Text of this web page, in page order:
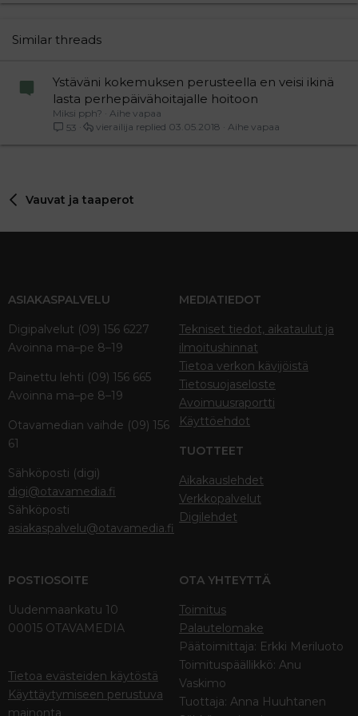
26
Similar threads
Ystäväni kokemuksen perusteella en veisi ikinä
lasta perhepäivähoitajalle hoitoon
Miksi pph?
Aihe vapaa
53
Aihe vapaa
03.05.2018
vierailija
Vauvat ja taaperot
ASIAKASPALVELU
Digipalvelut (09) 156 6227
Avoinna ma–pe 8–19
Painettu lehti (09) 156 665
Avoinna ma–pe 8–19
Otavamedian vaihde (09) 156
61
Sähköposti (digi)
digi@otavamedia.fi
Sähköposti
asiakaspalvelu@otavamedia.fi
MEDIATIEDOT
Tekniset tiedot, aikataulut ja
ilmoitushinnat
Tietoa verkon kävijöistä
Tietosuojaseloste
Avoimuusraportti
Käyttöehdot
TUOTTEET
Aikakauslehdet
Verkkopalvelut
Digilehdet
POSTIOSOITE
Uudenmaankatu 10
00015 OTAVAMEDIA
Tietoa evästeiden käytöstä
Käyttäytymiseen perustuva
mainonta
OTA YHTEYTTÄ
Toimitus
Palautelomake
Päätoimittaja: Erkki Meriluoto
Toimituspäällikkö: Anu
Vaskimo
Tuottaja: Anna Huuhtanen